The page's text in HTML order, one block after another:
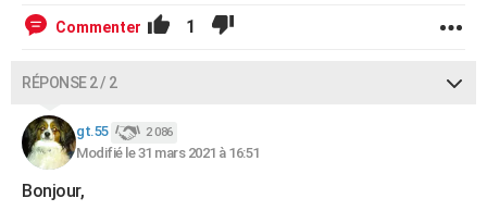
Commenter 1
RÉPONSE 2 / 2
gt.55 2 086
Modifié le 31 mars 2021 à 16:51
Bonjour,